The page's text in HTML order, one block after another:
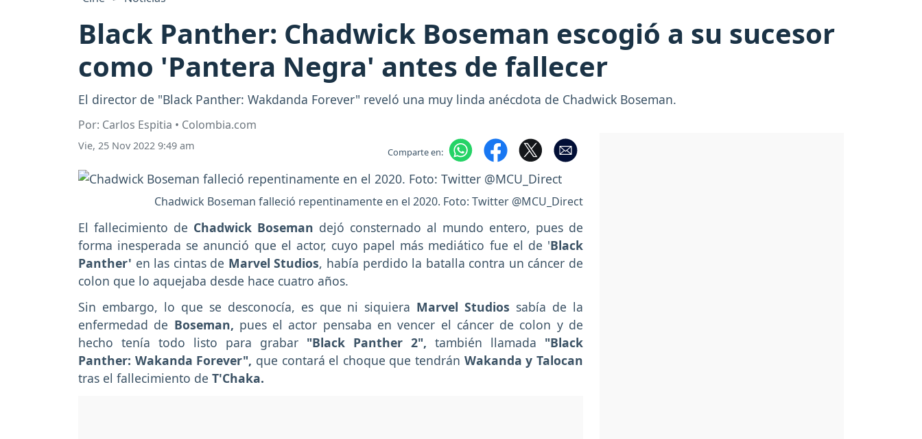
Black Panther: Chadwick Boseman escogió a su sucesor
como 'Pantera Negra' antes de fallecer
El director de "Black Panther: Wakdanda Forever" reveló una muy linda anécdota de Chadwick Boseman.
Por: Carlos Espitia • Colombia.com
Vie, 25 Nov 2022 9:49 am Comparte en:
Chadwick Boseman falleció repentinamente en el 2020. Foto: Twitter @MCU_Direct
El fallecimiento de Chadwick Boseman dejó consternado al mundo entero, pues de
forma inesperada se anunció que el actor, cuyo papel más mediático fue el de 'Black
Panther' en las cintas de Marvel Studios, había perdido la batalla contra un cáncer de
colon que lo aquejaba desde hace cuatro años.
Sin embargo, lo que se desconocía, es que ni siquiera Marvel Studios sabía de la
enfermedad de Boseman, pues el actor pensaba en vencer el cáncer de colon y de
hecho tenía todo listo para grabar "Black Panther 2", también llamada "Black
Panther: Wakanda Forever", que contará el choque que tendrán Wakanda y Talocan
tras el fallecimiento de T'Chaka.